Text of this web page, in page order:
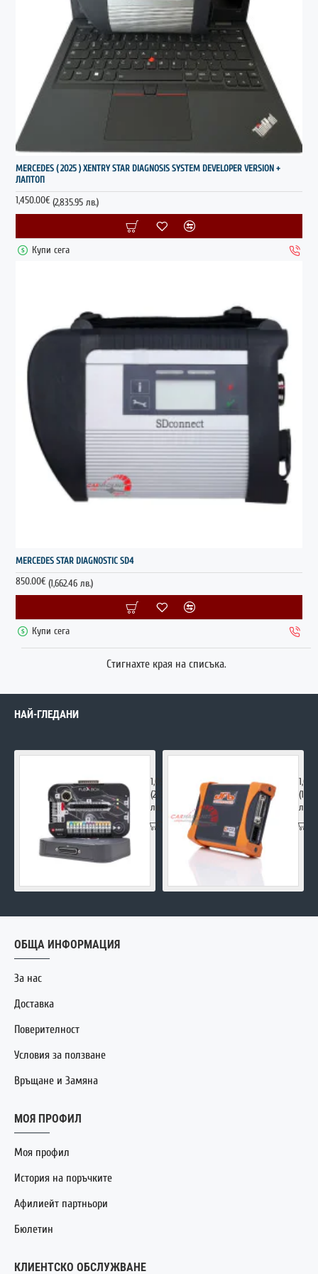
НОВО
MERCEDES ( 2025 ) XENTRY STAR DIAGNOSIS SYSTEM DEVELOPER VERSION +
ЛАПТОП
1,450.00€(2,835.95 лв.)
Купи сега
MERCEDES STAR DIAGNOSTIC SD4
850.00€(1,662.46 лв.)
Купи сега
Стигнахте края на списъка.
НАЙ-ГЛЕДАНИ
1,090.00€
(2,131.85
лв.)
лв.)
ОБЩА ИНФОРМАЦИЯ
За нас
Доставка
Поверителност
Условия за ползване
Връщане и Замяна
МОЯ ПРОФИЛ
Моя профил
История на поръчките
Афилиейт партньори
Бюлетин
КЛИЕНТСКО ОБСЛУЖВАНЕ